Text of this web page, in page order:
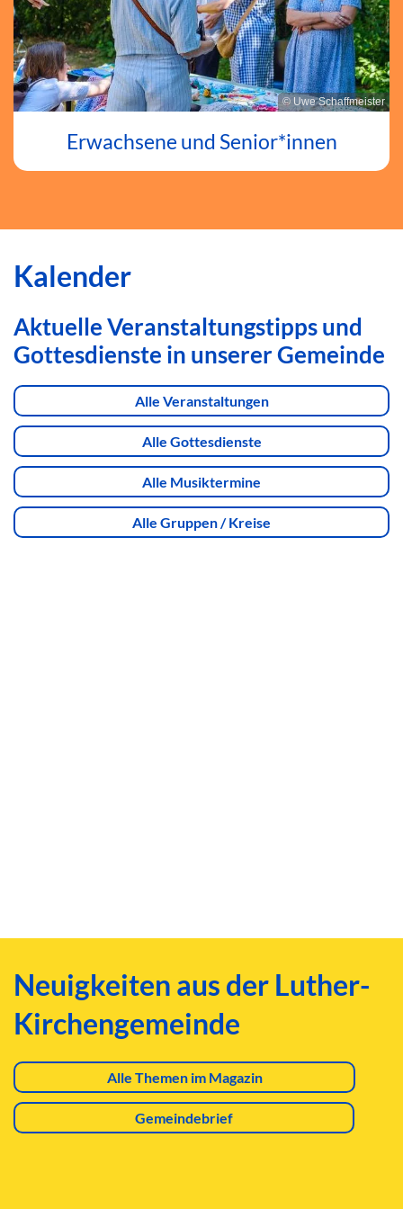
© Uwe Schaffmeister
Erwachsene und Senior*innen
Kalender
Aktuelle Veranstaltungstipps und
Gottesdienste in unserer Gemeinde
Alle Veranstaltungen
Alle Gottesdienste
Alle Musiktermine
Alle Gruppen / Kreise
Neuigkeiten aus der Luther-
Kirchengemeinde
Alle Themen im Magazin
Gemeindebrief